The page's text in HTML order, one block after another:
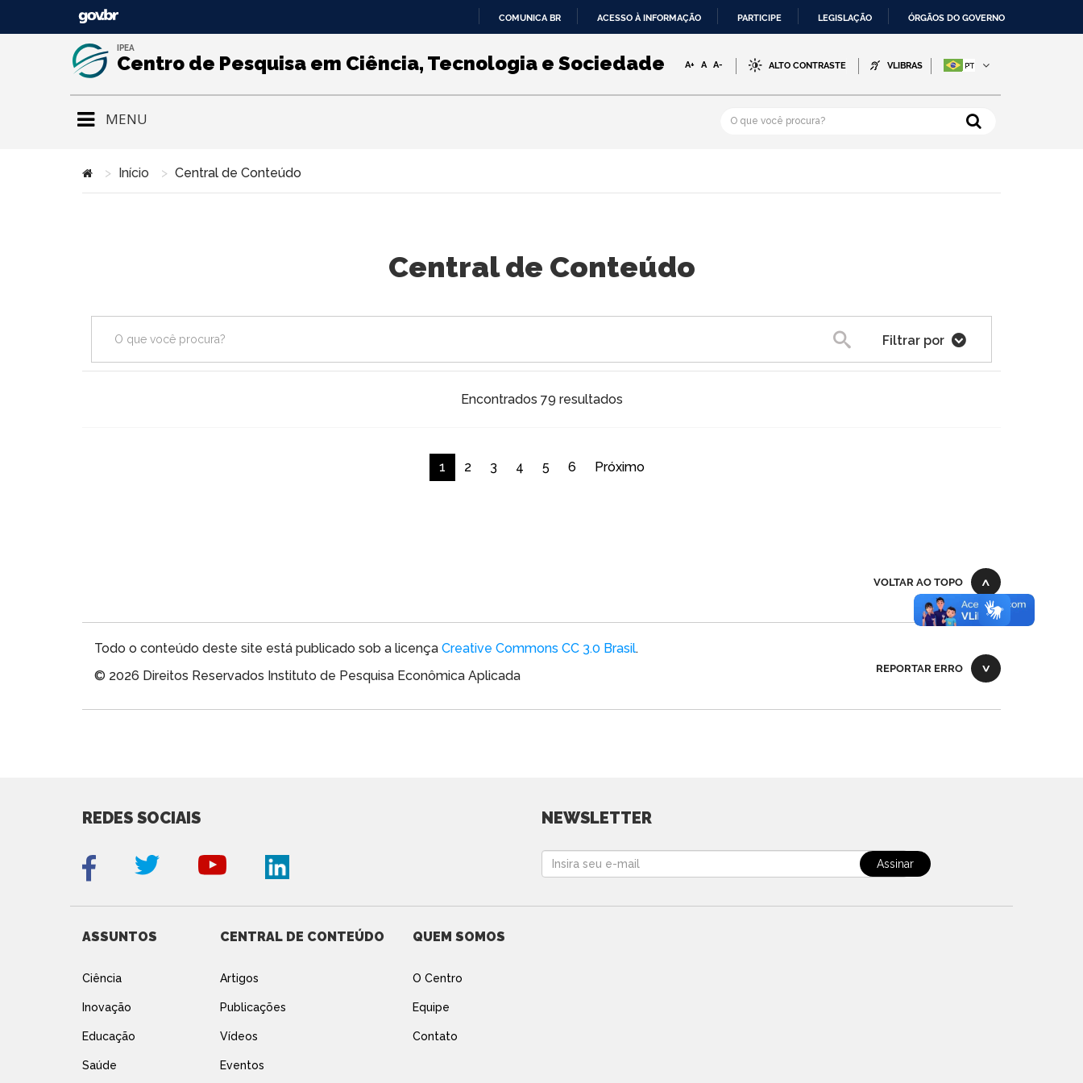
PARA
O
COMUNICA BR ACESSO À INFORMAÇÃO PARTICIPE LEGISLAÇÃO ÓRGÃOS DO GOVERNO
IPEA
Centro de Pesquisa em Ciência, Tecnologia e Sociedade A+ A A- ALTO CONTRASTE VLIBRAS
MENU
Início Central de Conteúdo
Central de Conteúdo
Pesquisa
Filtrar por
Encontrados 79 resultados
1 2 3 4 5 6 Próximo
VOLTAR AO TOPO
Todo o conteúdo deste site está publicado sob a licença Creative Commons CC 3.0 Brasil.
© 2026 Direitos Reservados Instituto de Pesquisa Econômica Aplicada
REPORTAR ERRO
REDES SOCIAIS NEWSLETTER
ASSUNTOS
Ciência
Inovação
Educação
Saúde
CENTRAL DE CONTEÚDO
Artigos
Publicações
Vídeos
Eventos
QUEM SOMOS
O Centro
Equipe
Contato